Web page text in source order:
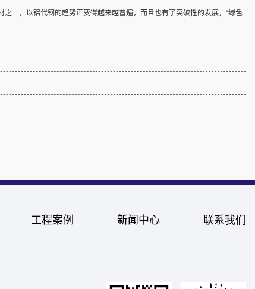
一，以铝代钢的趋势正变得越来越普遍，而且也有了突破性的发展，“绿色
工程案例 新闻中心 联系我们